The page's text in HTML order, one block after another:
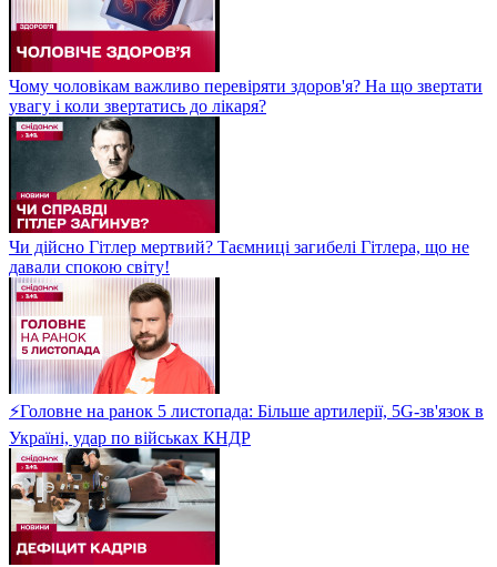
Чому чоловікам важливо перевіряти здоров'я? На що звертати
увагу і коли звертатись до лікаря?
Чи дійсно Гітлер мертвий? Таємниці загибелі Гітлера, що не
давали спокою світу!
⚡Головне на ранок 5 листопада: Більше артилерії, 5G-зв'язок в
Україні, удар по військах КНДР